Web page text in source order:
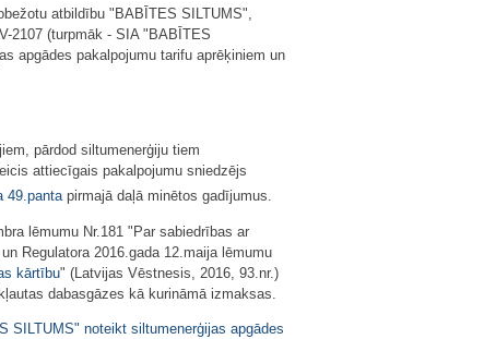
atbildību "BABĪTES SILTUMS",
2107 (turpmāk - SIA "BABĪTES
apgādes pakalpojumu tarifu aprēķiniem un
pārdod siltumenerģiju tiem
attiecīgais pakalpojumu sniedzējs
49.pantapirmajā daļā minētos gadījumus.
lēmumu Nr.181 "Par sabiedrības ar
Regulatora 2016.gada 12.maija lēmumu
kārtību" (Latvijas Vēstnesis, 2016, 93.nr.)
dabasgāzes kā kurināmā izmaksas.
SILTUMS" noteikt siltumenerģijas apgādes